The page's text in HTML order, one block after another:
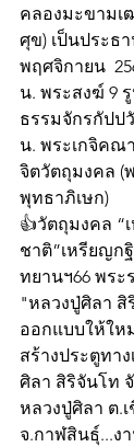
คลองมะขามเ
ศุข) เป็นประธ
พฤศจิกายน
น. พระสงฆ์ 9
ธรรมจักรกัปปวั
น. พระเกจิคณ
จิตวัตถุมงคล (
พุทธาภิเษก)
👍วัตถุมงคล “
ชาติ”เหรียญก
ทยานฯ66 พร
"หลวงปู่ศิลา สิ
ออกแบบให้ให
สร้างประตูทา
ศิลา สิริจันโท
หลวงปู่ศิลา ต.เ
จ.กาฬสินธุ์...ง